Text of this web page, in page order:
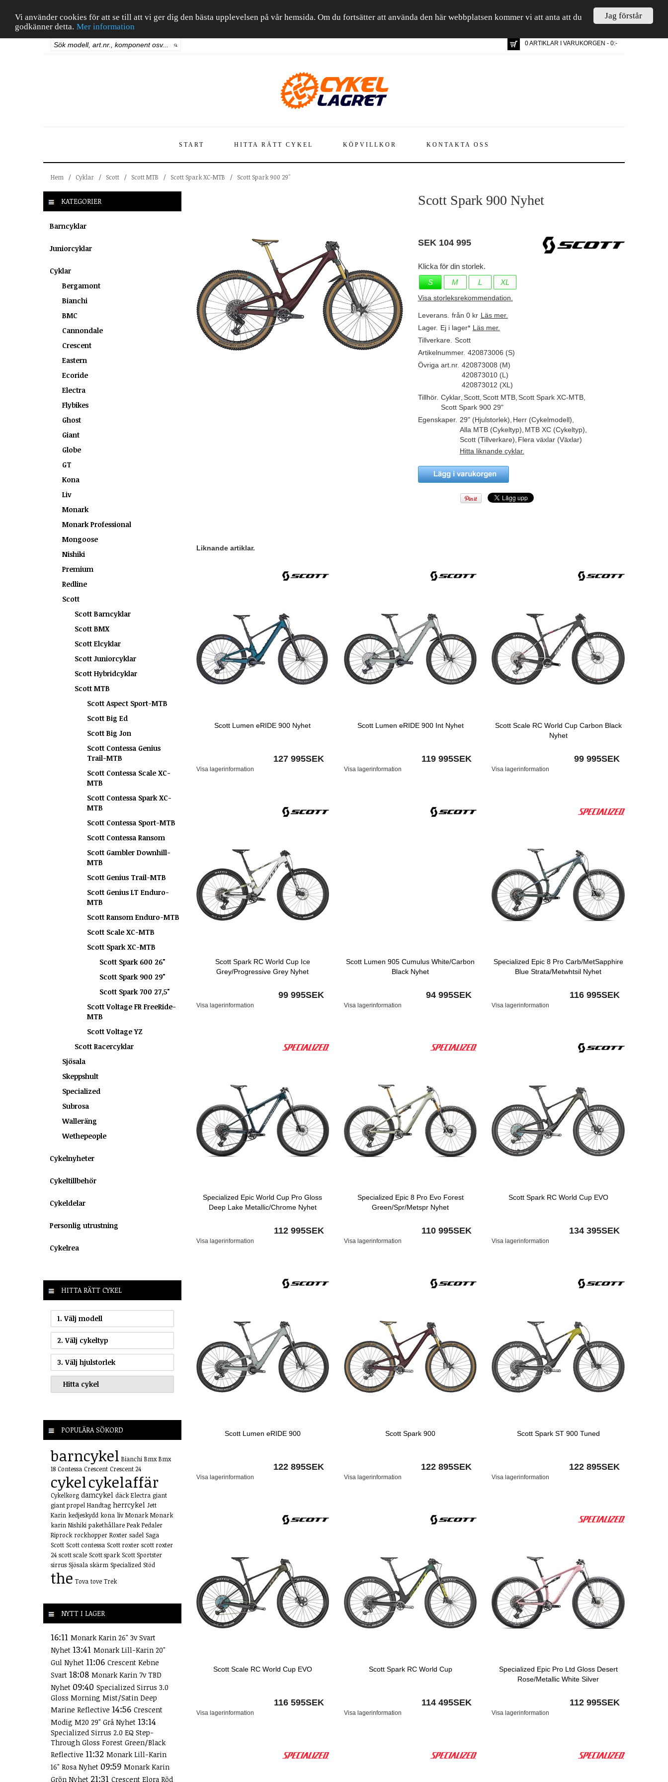
Jag förstår
Vi använder cookies för att se till att vi ger dig den bästa upplevelsen på vår hemsida. Om du fortsätter att använda den här webbplatsen kommer vi att anta att du
godkänner detta. Mer information
0 ARTIKLAR I VARUKORGEN - 0:-
START HITTA RÄTT CYKEL KÖPVILLKOR KONTAKTA OSS
Hem / Cyklar / Scott / Scott MTB / Scott Spark XC-MTB / Scott Spark 900 29"
KATEGORIER
Barncyklar
Juniorcyklar
Cyklar
Bergamont
Bianchi
BMC
Cannondale
Crescent
Eastern
Ecoride
Electra
Flybikes
Ghost
Giant
Globe
GT
Kona
Liv
Monark
Monark Professional
Mongoose
Nishiki
Premium
Redline
Scott
Scott Barncyklar
Scott BMX
Scott Elcyklar
Scott Juniorcyklar
Scott Hybridcyklar
Scott MTB
Scott Aspect Sport-MTB
Scott Big Ed
Scott Big Jon
Scott Contessa Genius
Trail-MTB
Scott Contessa Scale XC-
MTB
Scott Contessa Spark XC-
MTB
Scott Contessa Sport-MTB
Scott Contessa Ransom
Scott Gambler Downhill-
MTB
Scott Genius Trail-MTB
Scott Genius LT Enduro-
MTB
Scott Ransom Enduro-MTB
Scott Scale XC-MTB
Scott Spark XC-MTB
Scott Spark 600 26"
Scott Spark 900 29"
Scott Spark 700 27,5"
Scott Voltage FR FreeRide-
MTB
Scott Voltage YZ
Scott Racercyklar
Sjösala
Skeppshult
Specialized
Subrosa
Walleräng
Wethepeople
Cykelnyheter
Cykeltillbehör
Cykeldelar
Personlig utrustning
Cykelrea
HITTA RÄTT CYKEL
1. Välj modell
2. Välj cykeltyp
3. Välj hjulstorlek
POPULÄRA SÖKORD
barncykel Bianchi Bmx Bmx
18 Contessa Crescent Crescent 24
cykelcykelaffär
Cykelkorg damcykel däck Electra giant
giant propel Handtag herrcykel Jett
Karin kedjeskydd kona liv Monark Monark
karin Nishiki pakethållare Peak Pedaler
Riprock rockhopper Roxter sadel Saga
Scott Scott contessa Scott roxter scott roxter
24 scott scale Scott spark Scott Sportster
sirrus Sjösala skärm Specialized Stöd
the Tova tove Trek
NYTT I LAGER
16:11 Monark Karin 26" 3v Svart
Nyhet 13:41 Monark Lill-Karin 20"
Gul Nyhet 11:06 Crescent Kebne
Svart 18:08 Monark Karin 7v TBD
Nyhet 09:40 Specialized Sirrus 3.0
Gloss Morning Mist/Satin Deep
Marine Reflective 14:56 Crescent
Modig M20 29" Grå Nyhet 13:14
Specialized Sirrus 2.0 EQ Step-
Through Gloss Forest Green/Black
Reflective 11:32 Monark Lill-Karin
16" Rosa Nyhet 09:59 Monark Karin
Grön Nyhet 21:31 Crescent Elora Röd
Scott Spark 900 Nyhet
SEK 104 995
Klicka för din storlek.
S
M L XL
Visa storleksrekommendation.
Leverans. från 0 kr Läs mer.
Lager. Ej i lager* Läs mer.
Tillverkare. Scott
Artikelnummer. 420873006 (S)
Övriga art.nr. 420873008 (M)
420873010 (L)
420873012 (XL)
Tillhör. Cyklar, Scott, Scott MTB, Scott Spark XC-MTB,
Scott Spark 900 29"
Egenskaper. 29" (Hjulstorlek) Herr (Cykelmodell)
Alla MTB (Cykeltyp) MTB XC (Cykeltyp)
Scott (Tillverkare) Flera växlar (Växlar)
Hitta liknande cyklar.
Liknande artiklar.
Scott Lumen eRIDE 900 Nyhet
127 995SEK
Visa lagerinformation
Scott Lumen eRIDE 900 Int Nyhet
119 995SEK
Visa lagerinformation
Scott Scale RC World Cup Carbon Black
Nyhet
99 995SEK
Visa lagerinformation
Scott Spark RC World Cup Ice
Grey/Progressive Grey Nyhet
99 995SEK
Visa lagerinformation
Scott Lumen 905 Cumulus White/Carbon
Black Nyhet
94 995SEK
Visa lagerinformation
Specialized Epic 8 Pro Carb/MetSapphire
Blue Strata/Metwhtsil Nyhet
116 995SEK
Visa lagerinformation
Specialized Epic World Cup Pro Gloss
Deep Lake Metallic/Chrome Nyhet
112 995SEK
Visa lagerinformation
Specialized Epic 8 Pro Evo Forest
Green/Spr/Metspr Nyhet
110 995SEK
Visa lagerinformation
Scott Spark RC World Cup EVO
134 395SEK
Visa lagerinformation
Scott Lumen eRIDE 900
122 895SEK
Visa lagerinformation
Scott Spark 900
122 895SEK
Visa lagerinformation
Scott Spark ST 900 Tuned
122 895SEK
Visa lagerinformation
Scott Scale RC World Cup EVO
116 595SEK
Visa lagerinformation
Scott Spark RC World Cup
114 495SEK
Visa lagerinformation
Specialized Epic Pro Ltd Gloss Desert
Rose/Metallic White Silver
112 995SEK
Visa lagerinformation